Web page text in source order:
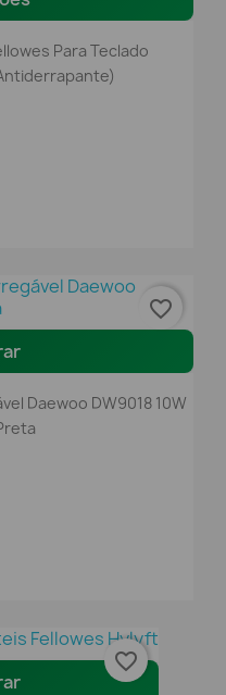
Para Teclado
Daewoo DW9018 10W
favorite_border
favorite_border